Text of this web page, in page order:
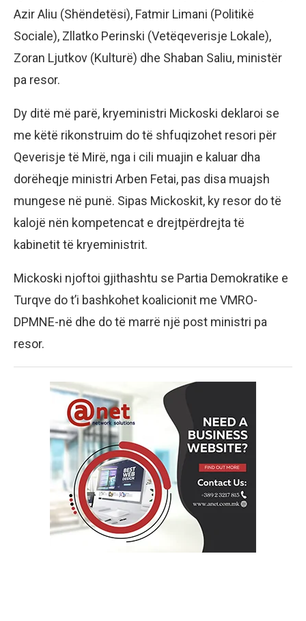
Azir Aliu (Shëndetësi), Fatmir Limani (Politikë
Sociale), Zllatko Perinski (Vetëqeverisje Lokale),
Zoran Ljutkov (Kulturë) dhe Shaban Saliu, ministër
pa resor.
Dy ditë më parë, kryeministri Mickoski deklaroi se
me këtë rikonstruim do të shfuqizohet resori për
Qeverisje të Mirë, nga i cili muajin e kaluar dha
dorëheqje ministri Arben Fetai, pas disa muajsh
mungese në punë. Sipas Mickoskit, ky resor do të
kalojë nën kompetencat e drejtpërdrejta të
kabinetit të kryeministrit.
Mickoski njoftoi gjithashtu se Partia Demokratike e
Turqve do t’i bashkohet koalicionit me VMRO-
DPMNE-në dhe do të marrë një post ministri pa
resor.